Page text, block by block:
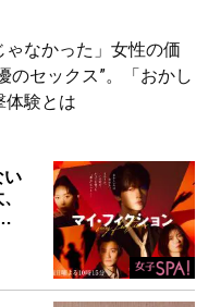
なかった」女性の価
のセックス”。「おかし
体験とは
い